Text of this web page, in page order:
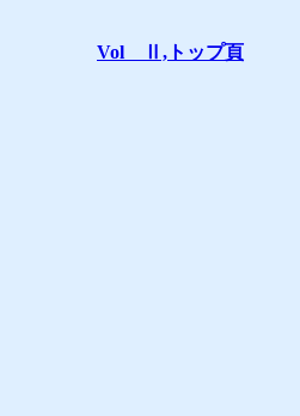
Vol Ⅱ,トップ頁